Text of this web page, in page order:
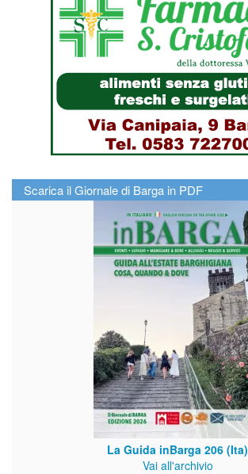
Scarica il Giornale di Barga in PDF
La Guida inBarga 206 (Ita)
Vai all'archivio